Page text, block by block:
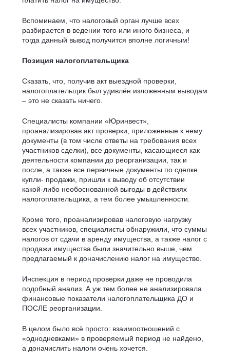
Вспоминаем, что налоговый орган лучше всех
разбирается в ведении того или иного бизнеса, и
тогда данный вывод получится вполне логичным!
Позиция налогоплательщика
Сказать, что, получив акт выездной проверки,
налогоплательщик был удивлён изложенным выводам
– это не сказать ничего.
Специалисты компании «Юринвест»,
проанализировав акт проверки, приложенные к нему
документы (в том числе ответы на требования всех
участников сделки), все документы, касающиеся как
деятельности компании до реорганизации, так и
после, а также все первичные документы по сделке
купли- продажи, пришли к выводу об отсутствии
какой-либо необоснованной выгоды в действиях
налогоплательщика, а тем более умышленности.
Кроме того, проанализировав налоговую нагрузку
всех участников, специалисты обнаружили, что суммы
налогов от сдачи в аренду имущества, а также налог с
продажи имущества были значительно выше, чем
предлагаемый к доначислению налог на имущество.
Инспекция в период проверки даже не проводила
подобный анализ. А уж тем более не анализировала
финансовые показатели налогоплательщика ДО и
ПОСЛЕ реорганизации.
В целом было всё просто: взаимоотношений с
«однодневками» в проверяемый период не найдено,
а доначислить налоги очень хочется.